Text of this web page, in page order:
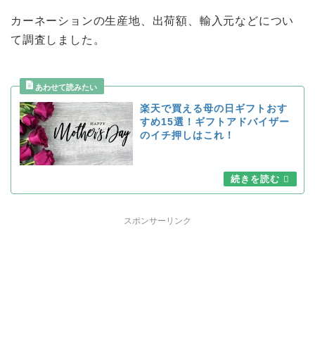
カーネーションの生産地、出荷額、輸入元などについ
て調査しました。
楽天で買える母の日ギフトおす
すめ15選！ギフトアドバイザー
のイチ押しはこれ！
スポンサーリンク